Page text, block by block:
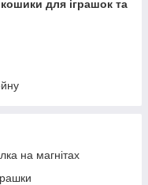
кошики для іграшок та
на магнітах